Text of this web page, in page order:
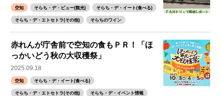
空知 そらち・デ・ビュー(観光) そらち・デ・イート(食べる)
そらち・デ・エトセトラ(その他) そらちのワイン
赤れんが庁舎前で空知の食もＰＲ！「ほ
っかいどう秋の大収穫祭」
2025.09.18
空知 そらち・デ・イート(食べる)
そらち・デ・エトセトラ(その他) そらち・デ・イベント情報